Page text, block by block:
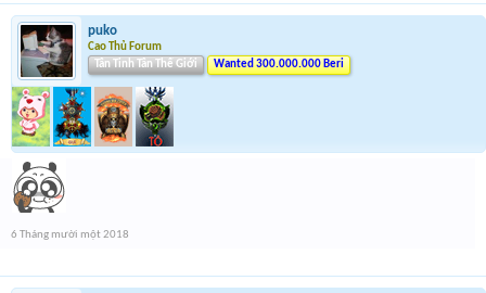
puko
Cao Thủ Forum
Tân Tinh Tân Thế Giới
Wanted 300.000.000 Beri
6 Tháng mười một 2018